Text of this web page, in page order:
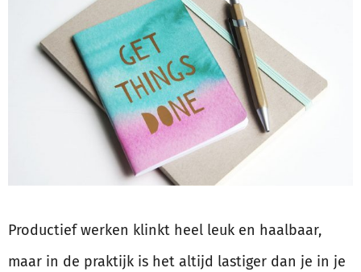
Productief werken klinkt heel leuk en haalbaar,
maar in de praktijk is het altijd lastiger dan je in je